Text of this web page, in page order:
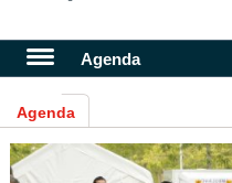
Agenda
Agenda